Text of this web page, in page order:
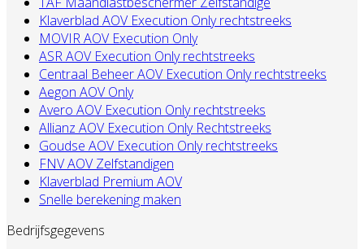
Klaverblad AOV Execution Only rechtstreeks
MOVIR AOV Execution Only
ASR AOV Execution Only rechtstreeks
Centraal Beheer AOV Execution Only rechtstreeks
Aegon AOV Only
Avero AOV Execution Only rechtstreeks
Allianz AOV Execution Only Rechtstreeks
Goudse AOV Execution Only rechtstreeks
FNV AOV Zelfstandigen
Klaverblad Premium AOV
Snelle berekening maken
Bedrijfsgegevens